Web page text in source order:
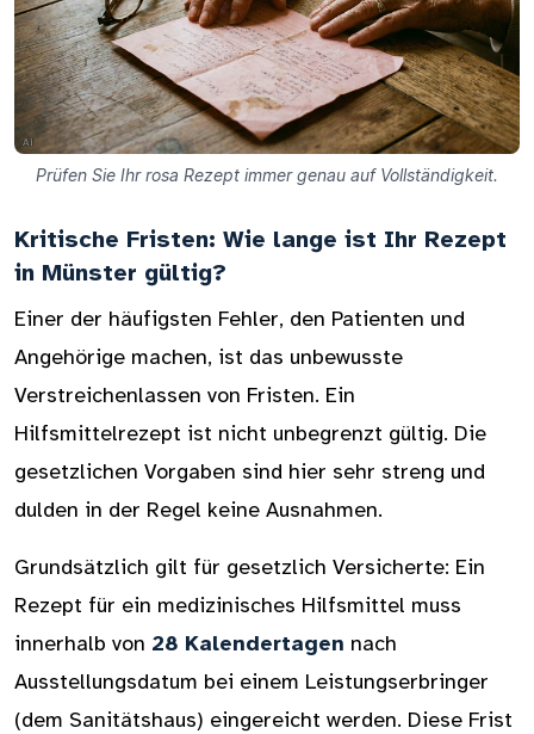
Prüfen Sie Ihr rosa Rezept immer genau auf Vollständigkeit.
Kritische Fristen: Wie lange ist Ihr Rezept
in Münster gültig?
Einer der häufigsten Fehler, den Patienten und
Angehörige machen, ist das unbewusste
Verstreichenlassen von Fristen. Ein
Hilfsmittelrezept ist nicht unbegrenzt gültig. Die
gesetzlichen Vorgaben sind hier sehr streng und
dulden in der Regel keine Ausnahmen.
Grundsätzlich gilt für gesetzlich Versicherte: Ein
Rezept für ein medizinisches Hilfsmittel muss
innerhalb von 28 Kalendertagen nach
Ausstellungsdatum bei einem Leistungserbringer
(dem Sanitätshaus) eingereicht werden. Diese Frist